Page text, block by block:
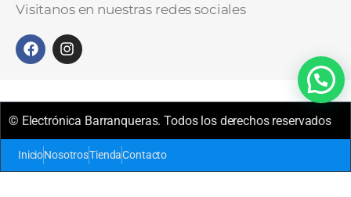
Visitanos en nuestras redes sociales
© Electrónica Barranqueras. Todos los derechos reservados
InicioNosotrosTiendaContacto